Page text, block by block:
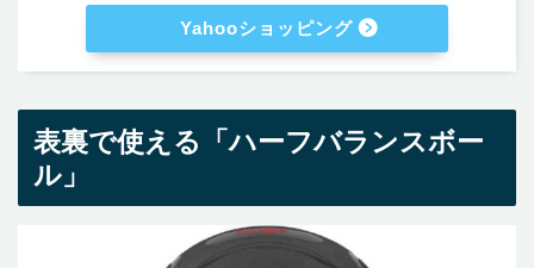
Yahooショッピング
表裏で使える「ハーフバランスボー
ル」